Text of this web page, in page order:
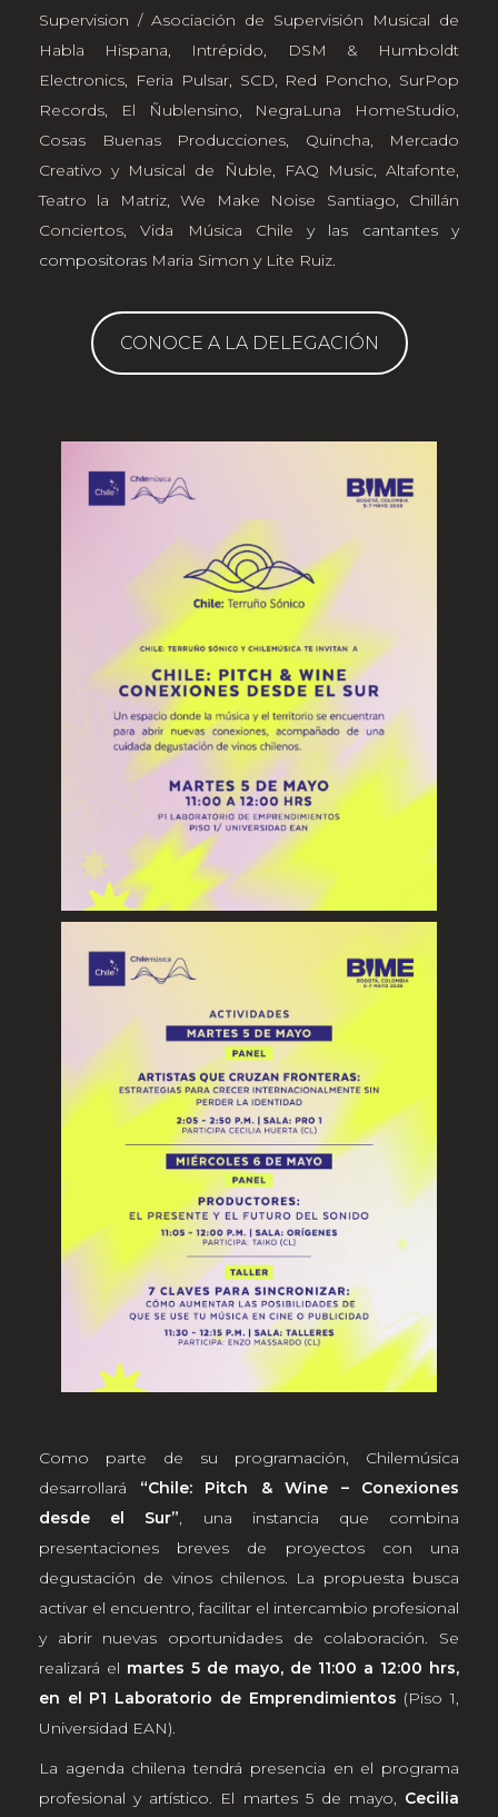
Supervision / Asociación de Supervisión Musical de
Habla Hispana, Intrépido,
DSM & Humboldt
Electronics, Feria Pulsar, SCD, Red Poncho, SurPop
Records, El Ñublensino, NegraLuna HomeStudio,
Cosas Buenas Producciones, Quincha, Mercado
Creativo y Musical de Ñuble, FAQ Music,Altafonte,
Teatro la Matriz,We Make Noise Santiago, Chillán
Conciertos,Vida Música Chiley las cantantes y
compositoras Maria Simon yLite Ruiz.
CONOCE A LA DELEGACIÓN
Como parte de su programación, Chilemúsica
desarrollará “Chile: Pitch & Wine – Conexiones
desde el Sur”, una instancia que combina
presentaciones breves de proyectos con una
degustación de vinos chilenos. La propuesta busca
activar el encuentro, facilitar el intercambio profesional
y abrir nuevas oportunidades de colaboración. Se
realizará el martes 5 de mayo, de 11:00 a 12:00 hrs,
en el P1 Laboratorio de Emprendimientos (Piso 1,
Universidad EAN).
La agenda chilena tendrá presencia en el programa
profesional y artístico. El martes 5 de mayo, Cecilia